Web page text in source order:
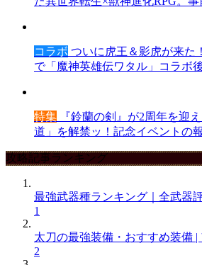
コラボ ついに虎王＆影虎が来た
で「魔神英雄伝ワタル」コラボ
特集 『鈴蘭の剣』が2周年を迎
道」を解禁ッ！記念イベントの
攻略記事ランキング
最強武器種ランキング｜全武器
1
太刀の最強装備・おすすめ装備 |
2